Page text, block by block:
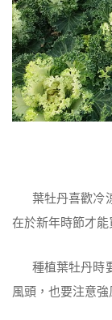
葉牡丹喜歡冷涼
在於新年時節才能
種植葉牡丹時要
風頭，也要注意